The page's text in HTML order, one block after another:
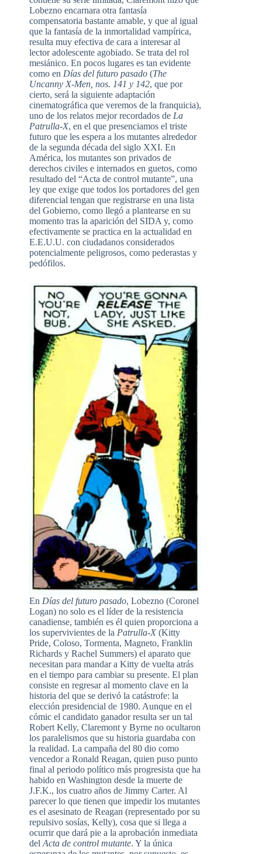
Lobezno encarnara otra fantasía
compensatoria bastante amable, y que al igual
que la fantasía de la inmortalidad vampírica,
resulta muy efectiva de cara a interesar al
lector adolescente agobiado. Se trata del rol
mesiánico. En pocos lugares es tan evidente
como en Días del futuro pasado (The
Uncanny X-Men, nos. 141 y 142, que por
cierto, será la siguiente adaptación
cinematográfica que veremos de la franquicia),
uno de los relatos mejor recordados de La
Patrulla-X, en el que presenciamos el triste
futuro que les espera a los mutantes alrededor
de la segunda década del siglo XXI. En
América, los mutantes son privados de
derechos civiles e internados en guetos, como
resultado del “Acta de control mutante”, una
ley que exige que todos los portadores del gen
diferencial tengan que registrarse en una lista
del Gobierno, como llegó a plantearse en su
momento tras la aparición del SIDA y, como
efectivamente se practica en la actualidad en
E.E.U.U. con ciudadanos considerados
potencialmente peligrosos, como pederastas y
pedófilos.
En Días del futuro pasado, Lobezno (Coronel
Logan) no solo es el líder de la resistencia
canadiense, también es él quien proporciona a
los supervivientes de la Patrulla-X (Kitty
Pride, Coloso, Tormenta, Magneto, Franklin
Richards y Rachel Summers) el aparato que
necesitan para mandar a Kitty de vuelta atrás
en el tiempo para cambiar su presente. El plan
consiste en regresar al momento clave en la
historia del que se derivó la catástrofe: la
elección presidencial de 1980. Aunque en el
cómic el candidato ganador resulta ser un tal
Robert Kelly, Claremont y Byrne no ocultaron
los paralelismos que su historia guardaba con
la realidad. La campaña del 80 dio como
vencedor a Ronald Reagan, quien puso punto
final al periodo político más progresista que ha
habido en Washington desde la muerte de
J.F.K., los cuatro años de Jimmy Carter. Al
parecer lo que tienen que impedir los mutantes
es el asesinato de Reagan (representado por su
repulsivo sosías, Kelly), cosa que si llega a
ocurrir que dará pie a la aprobación inmediata
del Acta de control mutante. Y la única